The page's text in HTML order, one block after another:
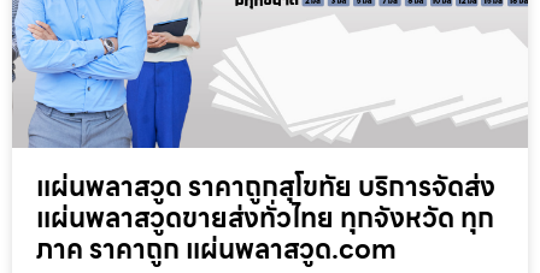
แผ่นพลาสวูด ราคาถูกสุโขทัย บริการจัดส่ง
แผ่นพลาสวูดขายส่งทั่วไทย ทุกจังหวัด ทุก
ภาค ราคาถูก แผ่นพลาสวูด.com